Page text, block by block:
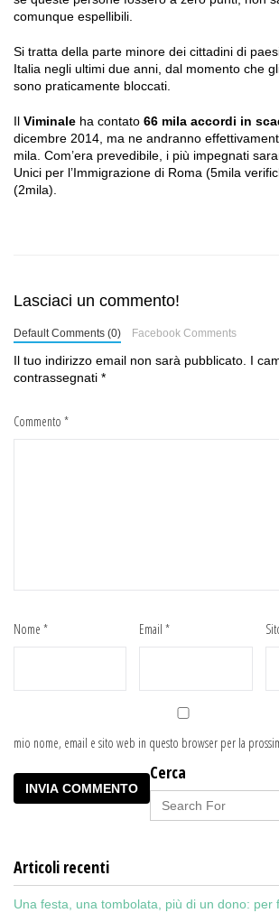
comunque espellibili.
Si tratta della parte minore dei cittadini di
Italia negli ultimi due anni, dal momento che
sono praticamente bloccati.
Il Viminale ha contato 66 mila accordi in
dicembre 2014, ma ne andranno
mila. Com’era prevedibile, i più impegnati
Unici per l’Immigrazione di Roma (5mila
(2mila).
Lasciaci un commento!
Default Comments (0) Facebook Comments
Il tuo indirizzo email non sarà pubblicato. I
contrassegnati *
Commento *
Nome * Email*
mio nome, email e sito web in questo browser per la
Cerca
Articoli recenti
Una festa, una tombolata, più di un dono: per